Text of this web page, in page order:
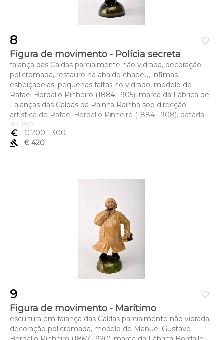
favorite_border
8
Figura de movimento - Polícia secreta
faiança das Caldas parcialmente não vidrada, decoração
policromada, restauro na aba do chapéu, ínfimas
esbeiçadelas, pequenas faltas no vidrado, modelo de
Rafael Bordallo Pinheiro (1884-1905), marca da Fábrica de
Faianças das Caldas da Rainha Rainha sob direcção
artística de Rafael Bordallo Pinheiro (1884-1908), datada
de 1901
Dimensões (altura x comprimento x largura) - 23,5 cm
euro_symbol € 200 - 300
gavel
€ 420
favorite_border
9
Figura de movimento - Marítimo
escultura em faiança das Caldas parcialmente não vidrada,
decoração policromada, modelo de Manuel Gustavo